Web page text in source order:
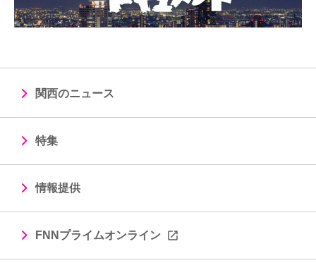
関西のニュース
特集
情報提供
FNNプライムオンライン